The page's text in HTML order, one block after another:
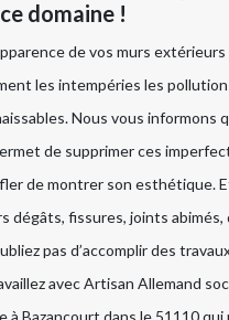
domaine !
de vos murs extérieurs
les intempéries les
Nous vous informons
de supprimer ces
de montrer son esthétique.
dégâts, fissures, joints abimés,
pas d’accomplir des
avec Artisan Allemand
à Bazancourt dans le 51110